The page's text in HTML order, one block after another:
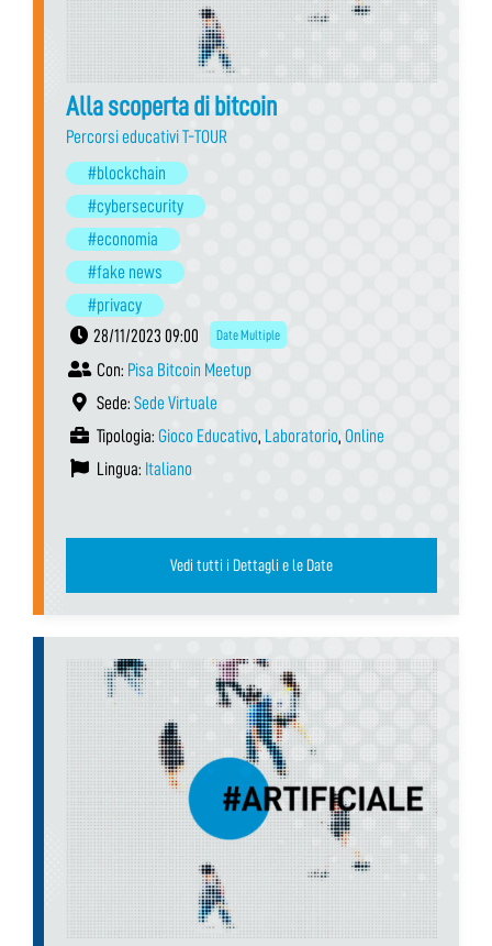
Alla scoperta di bitcoin
Percorsi educativi T-TOUR
#blockchain
#cybersecurity
#economia
#fake news
#privacy
28/11/2023 09:00
Date Multiple
Con: Pisa Bitcoin Meetup
Sede: Sede Virtuale
Tipologia: Gioco Educativo, Laboratorio, Online
Lingua: Italiano
Vedi tutti i Dettagli e le Date